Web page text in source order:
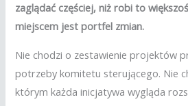
zaglądać częściej, niż robi to
miejscem jest portfel zmian.
Nie chodzi o zestawienie projektów
potrzeby komitetu sterującego. Nie
którym każda inicjatywa wygląda